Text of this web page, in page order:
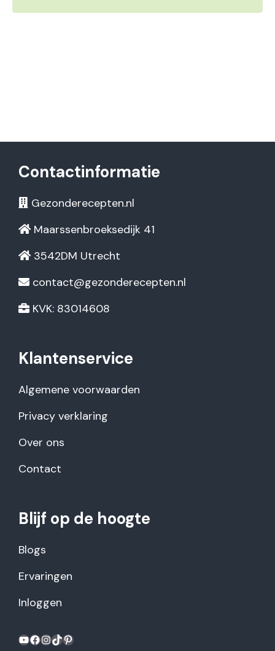
Contactinformatie
Gezonderecepten.nl
Maarssenbroeksedijk 41
3542DM Utrecht
contact@gezonderecepten.nl
KVK: 83014608
Klantenservice
Algemene voorwaarden
Privacy verklaring
Over ons
Contact
Blijf op de hoogte
Blogs
Ervaringen
Inloggen